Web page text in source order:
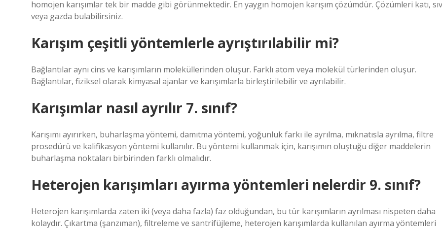
homojen karışımlar tek bir madde gibi görünmektedir. En yaygın homojen karışım çözümdür. Çözümleri katı,
veya gazda bulabilirsiniz.
Karışım çeşitli yöntemlerle ayrıştırılabilir mi?
Bağlantılar aynı cins ve karışımların moleküllerinden oluşur. Farklı atom veya molekül türlerinden oluşur.
Bağlantılar, fiziksel olarak kimyasal ajanlar ve karışımlarla birleştirilebilir ve ayrılabilir.
Karışımlar nasıl ayrılır 7. sınıf?
Karışımı ayırırken, buharlaşma yöntemi, damıtma yöntemi, yoğunluk farkı ile ayrılma, mıknatısla ayrılma, filtre
prosedürü ve kalifikasyon yöntemi kullanılır. Bu yöntemi kullanmak için, karışımın oluştuğu diğer maddelerin
buharlaşma noktaları birbirinden farklı olmalıdır.
Heterojen karışımları ayırma yöntemleri nelerdir 9. sınıf?
Heterojen karışımlarda zaten iki (veya daha fazla) faz olduğundan, bu tür karışımların ayrılması nispeten daha
kolaydır. Çıkartma (şanzıman), filtreleme ve santrifüjleme, heterojen karışımlarda kullanılan ayırma yöntemleri